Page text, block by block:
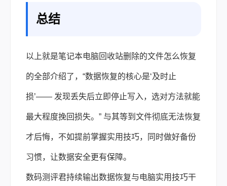
总结
以上就是笔记本电脑回收站删除的文件怎么恢复
的全部介绍了，“数据恢复的核心是‘及时止
损’—— 发现丢失后立即停止写入，选对方法就能
最大程度挽回损失。” 与其等到文件彻底无法恢复
才后悔，不如提前掌握实用技巧，同时做好备份
习惯，让数据安全更有保障。
数码测评君持续输出数据恢复与电脑实用技巧干